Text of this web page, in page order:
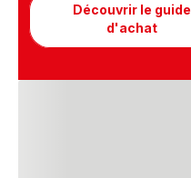
Découvrir le guide
d'achat